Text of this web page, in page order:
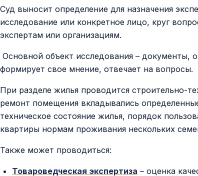
Суд выносит определение для назначения
исследование или конкретное лицо, круг
экспертам или организациям.
Основной объект исследования – документы,
формирует свое мнение, отвечает на вопросы.
При разделе жилья проводится строительно-
ремонт помещения вкладывались
техническое состояние жилья, порядок
квартиры нормам проживания нескольких
Также может проводиться:
Товароведческая экспертиза – оценка